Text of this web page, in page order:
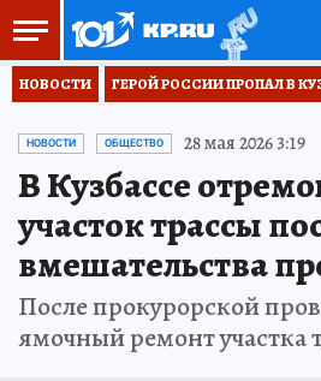
НОВОСТИ ГЕРОЙ РОССИИ ПРОПАЛ В
НОВОСТИ ОБЩЕСТВО 28 мая 2026 3:19
В Кузбассе
участок трассы
вмешательства
После прокурорской
ямочный ремонт участка